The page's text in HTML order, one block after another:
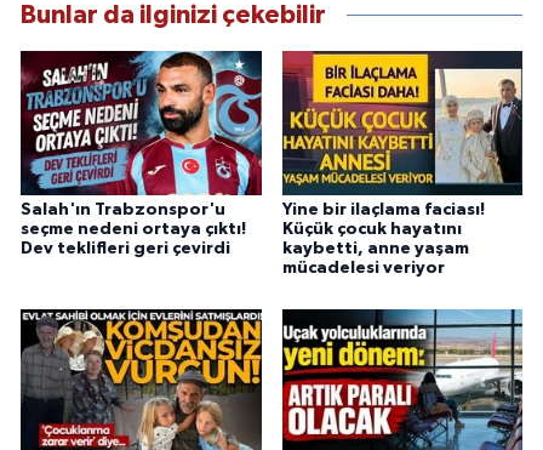
Bunlar da ilginizi çekebilir
Salah'ın Trabzonspor'u
seçme nedeni ortaya çıktı!
Dev teklifleri geri çevirdi
Yine bir ilaçlama faciası!
Küçük çocuk hayatını
kaybetti, anne yaşam
mücadelesi veriyor